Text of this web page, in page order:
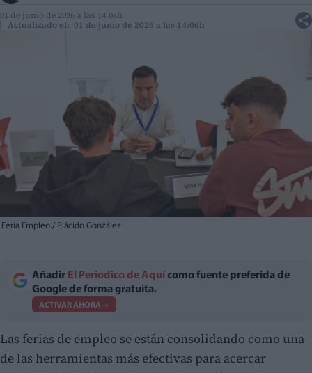
01 de junio de 2026 a las 14:06h
Actualizado el: 01 de junio de 2026 a las 14:06h
Feria Empleo./ Plácido González
Añadir El Periodico de Aquí como fuente preferida de
Google de forma gratuita.
ACTIVAR AHORA
Las ferias de empleo se están consolidando como una
de las herramientas más efectivas para acercar